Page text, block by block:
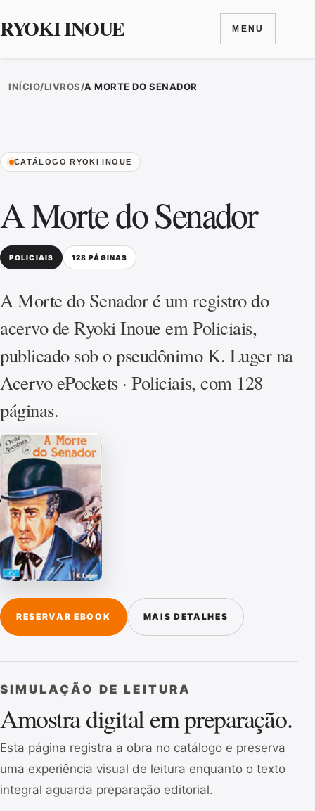
RYOKI INOUE MENU
INÍCIO/LIVROS/A MORTE DO SENADOR
CATÁLOGO RYOKI INOUE
A Morte do Senador
POLICIAIS 128 PÁGINAS
A Morte do Senador é um registro do
acervo de Ryoki Inoue em Policiais,
publicado sob o pseudônimo K. Luger na
Acervo ePockets · Policiais, com 128
páginas.
RESERVAR EBOOK MAIS DETALHES
SIMULAÇÃO DE LEITURA
Amostra digital em preparação.
Esta página registra a obra no catálogo e preserva
uma experiência visual de leitura enquanto o texto
integral aguarda preparação editorial.